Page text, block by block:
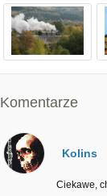
Komentarze
Kolins
Ciekawe,